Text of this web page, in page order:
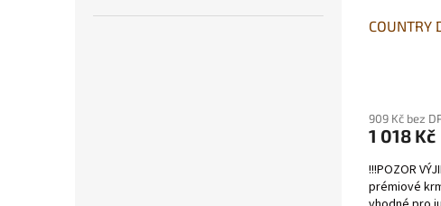
COUNTRY
909 Kč bez
1 018 Kč
!!!POZOR
prémiové